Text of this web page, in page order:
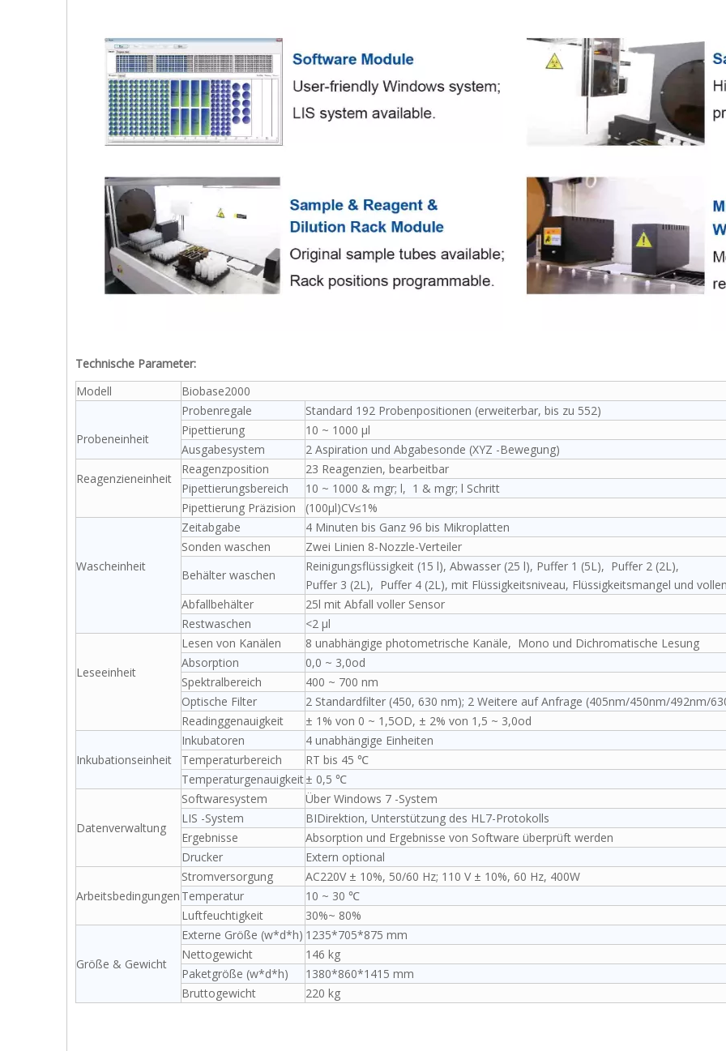
Technische Parameter:
Modell
Biobase2000
Probeneinheit
Probenregale
Standard 192 Probenpositionen (erweiterbar, bis zu 552)
Pipettierung
10 ~ 1000 μl
Ausgabesystem
2 Aspiration und Abgabesonde (XYZ -Bewegung)
Reagenzieneinheit
Reagenzposition
23 Reagenzien, bearbeitbar
Pipettierungsbereich
10 ~ 1000 & mgr; l, 1 & mgr; l Schritt
Pipettierung Präzision
(100μl)CV≤1%
Wascheinheit
Zeitabgabe
4 Minuten bis Ganz 96 bis Mikroplatten
Sonden waschen
Zwei Linien 8-Nozzle-Verteiler
Behälter waschen
Reinigungsflüssigkeit (15 l), Abwasser (25 l), Puffer 1 (5L), Puffer 2 (2L),
Puffer 3 (2L), Puffer 4 (2L), mit Flüssigkeitsniveau, Flüssigkeitsmangel und
Abfallbehälter
25l mit Abfall voller Sensor
Restwaschen
<2 μl
Leseeinheit
Lesen von Kanälen
8 unabhängige photometrische Kanäle, Mono und Dichromatische Lesung
Absorption
0,0 ~ 3,0od
Spektralbereich
400 ~ 700 nm
Optische Filter
2 Standardfilter (450, 630 nm); 2 Weitere auf Anfrage (405nm/450nm/492nm/
Readinggenauigkeit
± 1% von 0 ~ 1,5OD, ± 2% von 1,5 ~ 3,0od
Inkubationseinheit
Inkubatoren
4 unabhängige Einheiten
Temperaturbereich
RT bis 45 ℃
Temperaturgenauigkeit± 0,5 ℃
Datenverwaltung
Softwaresystem
Über Windows 7 -System
LIS -System
BIDirektion, Unterstützung des HL7-Protokolls
Ergebnisse
Absorption und Ergebnisse von Software überprüft werden
Drucker
Extern optional
Arbeitsbedingungen
Stromversorgung
AC220V ± 10%, 50/60 Hz; 110 V ± 10%, 60 Hz, 400W
Temperatur
10 ~ 30 ℃
Luftfeuchtigkeit
30%~ 80%
Größe & Gewicht
Externe Größe (w*d*h) 1235*705*875 mm
Nettogewicht
146 kg
Paketgröße (w*d*h)
1380*860*1415 mm
Bruttogewicht
220 kg